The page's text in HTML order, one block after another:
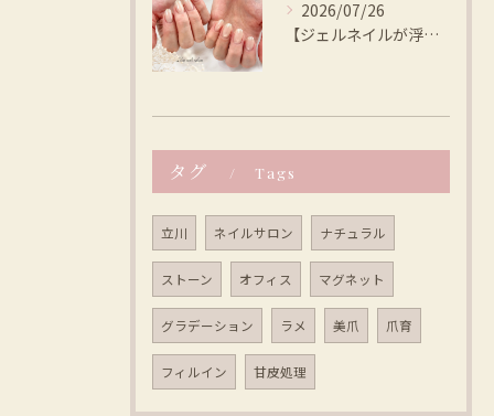
2026/07/26
【ジェルネイルが浮く、本当の原因は？ 】Lilly nail...
タグ Tags
立川 ネイルサロン ナチュラル
ストーン オフィス マグネット
グラデーション ラメ 美爪 爪育
フィルイン 甘皮処理